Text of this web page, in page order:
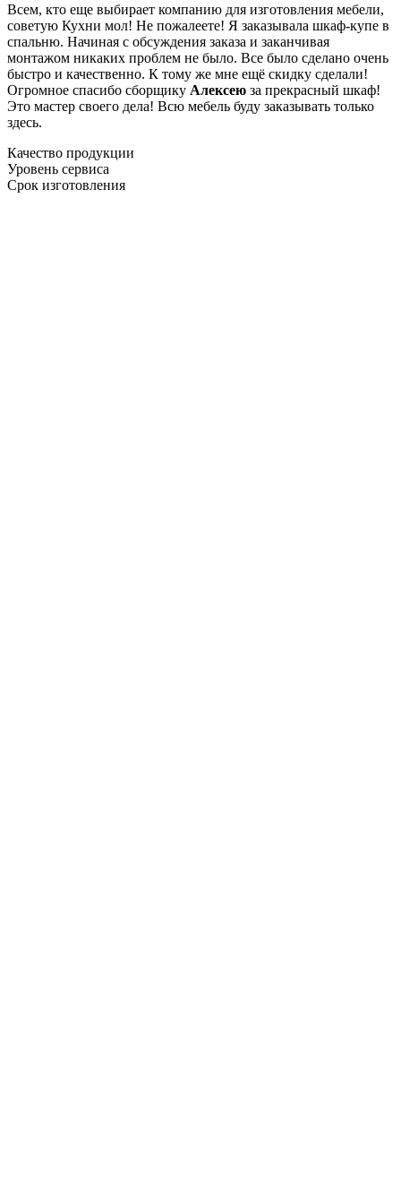
Всем, кто еще выбирает компанию для изготовления мебели,
советую Кухни мол! Не пожалеете! Я заказывала шкаф-купе в
спальню. Начиная с обсуждения заказа и заканчивая
монтажом никаких проблем не было. Все было сделано очень
быстро и качественно. К тому же мне ещё скидку сделали!
Огромное спасибо сборщику Алексею за прекрасный шкаф!
Это мастер своего дела! Всю мебель буду заказывать только
здесь.
Качество продукции
Уровень сервиса
Срок изготовления